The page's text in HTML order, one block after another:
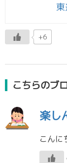
+6
こちらのブ
楽し